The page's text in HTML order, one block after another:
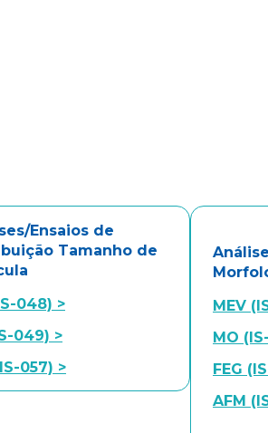
Ensaios de
Tamanho de
048) >
049) >
057) >
MEV
MO
FEG
AFM